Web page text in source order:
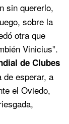
sin quererlo,
sobre la
otra que
Vinicius”.
de Clubes
de esperar, a
el Oviedo,